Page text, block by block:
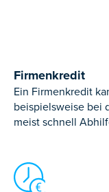
Firmenkredit
Ein Firmenkredit
beispielsweise bei
meist schnell